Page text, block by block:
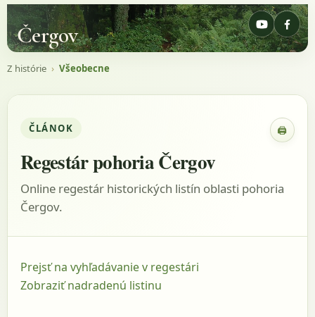
Čergov
Z histórie › Všeobecne
ČLÁNOK 🖨
Regestár pohoria Čergov
Online regestár historických listín oblasti pohoria
Čergov.
Prejsť na vyhľadávanie v regestári
Zobraziť nadradenú listinu